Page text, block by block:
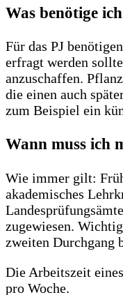
Was benötige
Für das PJ
erfragt werden
anzuschaffen.
die einen auch
zum Beispiel ein
Wann muss ich
Wie immer gilt:
akademisches
zugewiesen.
zweiten Durchgang
Die Arbeitszeit
pro Woche.